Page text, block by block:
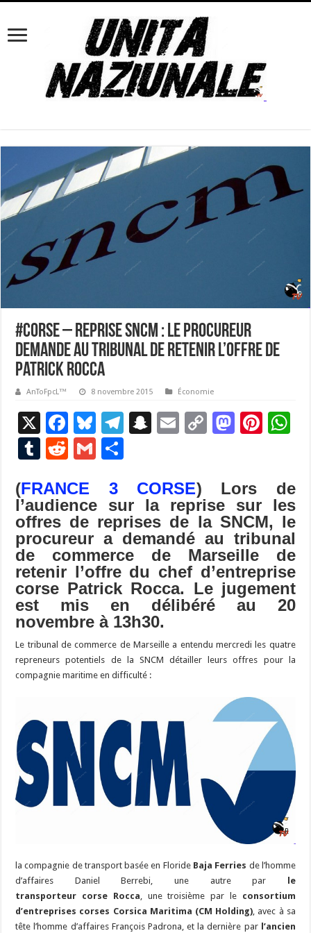
#Corse – Reprise SNCM : le procureur
demande au tribunal de retenir l’offre de
Patrick Rocca
AnToFpcL™ 8 novembre 2015 Économie
X
F
ac
e
b
o
o
k
Bl
u
es
ky
T
gr
a
m
S
p
c
h
at
E
l
C
Li
n
k
M
d
o
n
Pi
es
t
p
p
T
m
bl
r
R
d
di
t
G
ai
l
ta
g
er
(FRANCE 3 CORSE) Lors de
l’audience sur la reprise sur les
offres de reprises de la SNCM, le
procureur a demandé au tribunal
de commerce de Marseille de
retenir l’offre du chef d’entreprise
corse Patrick Rocca. Le jugement
est mis en délibéré au 20
novembre à 13h30.
Le tribunal de commerce de Marseille a entendu mercredi les quatre
repreneurs potentiels de la SNCM détailler leurs offres pour la
compagnie maritime en difficulté :
la compagnie de transport basée en FlorideBaja Ferries de l’homme
d’affaires Daniel Berrebi, une autre par le
transporteur corse Rocca , une troisième par le consortium
d’entreprises corses Corsica Maritima (CM Holding) , avec à sa
tête l’homme d’affaires François Padrona, et la dernière par l’ancien